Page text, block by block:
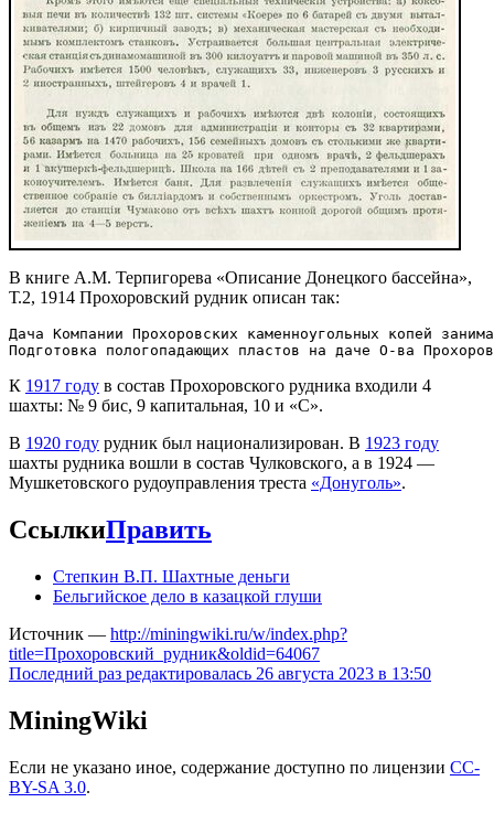
В книге А.М. Терпигорева «Описание Донецкого бассейна»,
Т.2, 1914 Прохоровский рудник описан так:
Дача Компании Прохоровских каменноугольных копей
К 1917 году в состав Прохоровского рудника входили 4
шахты: № 9 бис, 9 капитальная, 10 и «С».
В 1920 году рудник был национализирован. В 1923 году
шахты рудника вошли в состав Чулковского, а в 1924 —
Мушкетовского рудоуправления треста «Донуголь».
СсылкиПравить
Степкин В.П. Шахтные деньги
Бельгийское дело в казацкой глуши
Источник — http://miningwiki.ru/w/index.php?
title=Прохоровский_рудник&oldid=64067
Последний раз редактировалась 26 августа 2023 в 13:50
MiningWiki
Если не указано иное, содержание доступно по лицензии CC-
BY-SA 3.0.